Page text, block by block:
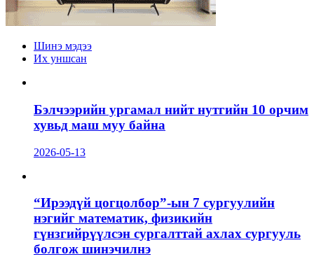
Шинэ мэдээ
Их уншсан
Бэлчээрийн ургамал нийт нутгийн 10 орчим
хувьд маш муу байна
2026-05-13
“Ирээдүй цогцолбор”-ын 7 сургуулийн
нэгийг математик, физикийн
гүнзгийрүүлсэн сургалттай ахлах сургууль
болгож шинэчилнэ